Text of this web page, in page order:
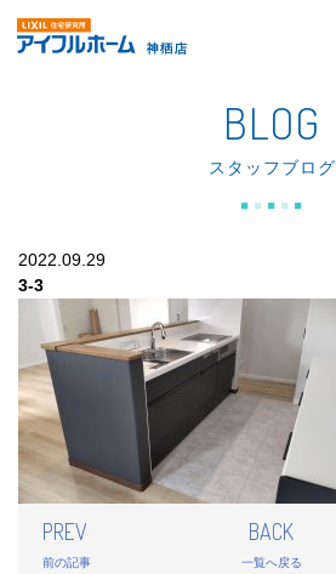
BLOG
スタッフブログ
2022.09.29
3-3
PREV
前の記事
BACK
一覧へ戻る